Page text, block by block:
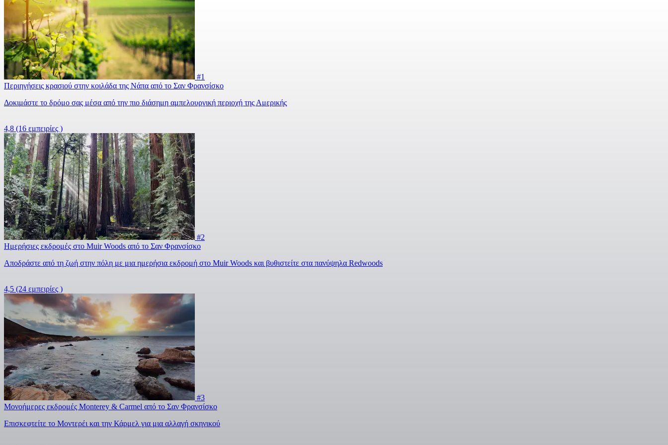
#1
Περιηγήσεις κρασιού στην κοιλάδα της Νάπα από το Σαν Φρανσίσκο
Δοκιμάστε το δρόμο σας μέσα από την πιο διάσημη αμπελουργική περιοχή της Αμερικής
4,8 (16 εμπειρίες )
#2
Ημερήσιες εκδρομές στο Muir Woods από το Σαν Φρανσίσκο
Αποδράστε από τη ζωή στην πόλη με μια ημερήσια εκδρομή στο Muir Woods και βυθιστείτε στα πανύψηλα Redwoods
4,5 (24 εμπειρίες )
#3
Μονοήμερες εκδρομές Monterey & Carmel από το Σαν Φρανσίσκο
Επισκεφτείτε το Μοντερέι και την Κάρμελ για μια αλλαγή σκηνικού